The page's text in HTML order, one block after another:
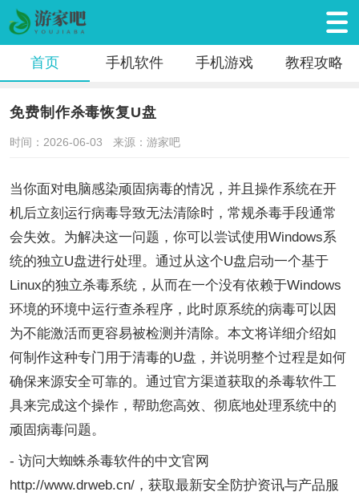
首页 手机软件 手机游戏 教程攻略
免费制作杀毒恢复U盘
时间：2026-06-03 来源：游家吧
当你面对电脑感染顽固病毒的情况，并且操作系统在开
机后立刻运行病毒导致无法清除时，常规杀毒手段通常
会失效。为解决这一问题，你可以尝试使用Windows系
统的独立U盘进行处理。通过从这个U盘启动一个基于
Linux的独立杀毒系统，从而在一个没有依赖于Windows
环境的环境中运行查杀程序，此时原系统的病毒可以因
为不能激活而更容易被检测并清除。本文将详细介绍如
何制作这种专门用于清毒的U盘，并说明整个过程是如何
确保来源安全可靠的。通过官方渠道获取的杀毒软件工
具来完成这个操作，帮助您高效、彻底地处理系统中的
顽固病毒问题。
- 访问大蜘蛛杀毒软件的中文官网
http://www.drweb.cn/，获取最新安全防护资讯与产品服